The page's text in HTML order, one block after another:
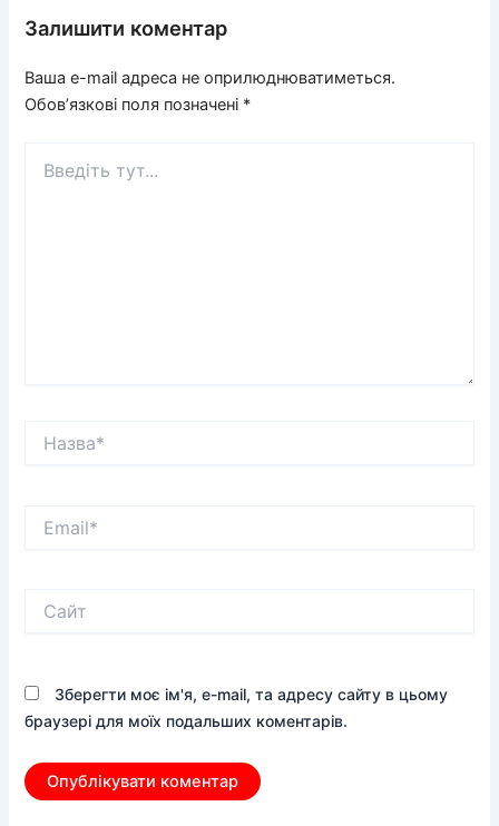
Залишити коментар
Ваша e-mail адреса не оприлюднюватиметься.
Обов’язкові поля позначені *
тут...
Зберегти моє ім'я, e-mail, та адресу сайту в цьому
браузері для моїх подальших коментарів.